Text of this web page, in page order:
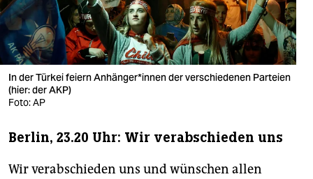
verlag
verlag
veranstaltungen
shop
fragen & hilfe
In der Türkei feiern Anhänger*innen der verschiedenen Parteien
(hier: der AKP)
Foto: AP
Berlin, 23.20 Uhr: Wir verabschieden uns
Wir verabschieden uns und wünschen allen